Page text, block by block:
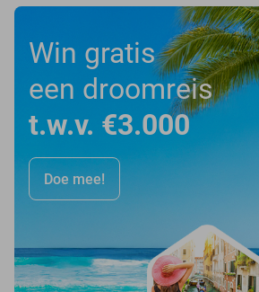
Win gratis
een droomreis
t.w.v. €3.000
Doe mee!